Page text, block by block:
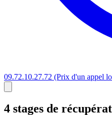
09.72.10.27.72 (Prix d'un appel
4 stages de